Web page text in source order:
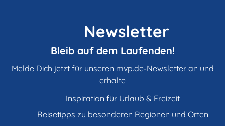
Newsletter
Bleib auf dem Laufenden!
Melde Dich jetzt für unseren mvp.de-Newsletter an und
erhalte
Inspiration für Urlaub & Freizeit
Reisetipps zu besonderen Regionen und Orten